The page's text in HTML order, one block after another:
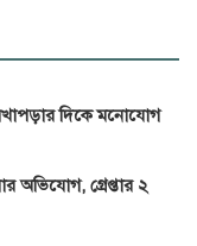
লেখাপড়ার দিকে মনোযোগ
অভিযোগ, গ্রেপ্তার ২